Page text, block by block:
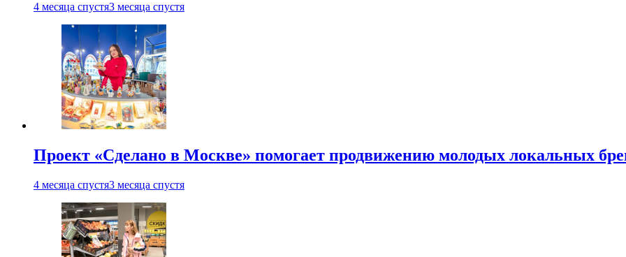
4 месяца спустя3 месяца спустя
Проект «Сделано в Москве» помогает продвижению молодых локальных
4 месяца спустя3 месяца спустя